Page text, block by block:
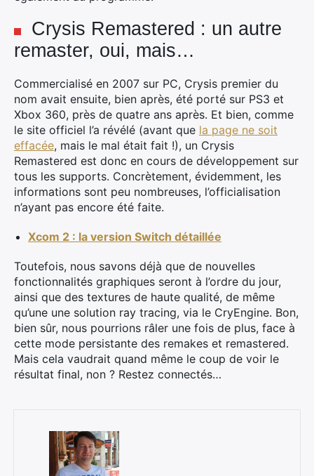
Crysis Remastered : un autre
remaster, oui, mais…
Commercialisé en 2007 sur PC, Crysis premier du
nom avait ensuite, bien après, été porté sur PS3 et
Xbox 360, près de quatre ans après. Et bien, comme
le site officiel l’a révélé (avant que la page ne soit
effacée, mais le mal était fait !), un Crysis
Remastered est donc en cours de développement sur
tous les supports. Concrètement, évidemment, les
informations sont peu nombreuses, l’officialisation
n’ayant pas encore été faite.
Xcom 2 : la version Switch détaillée
Toutefois, nous savons déjà que de nouvelles
fonctionnalités graphiques seront à l’ordre du jour,
ainsi que des textures de haute qualité, de même
qu’une une solution ray tracing, via le CryEngine. Bon,
bien sûr, nous pourrions râler une fois de plus, face à
cette mode persistante des remakes et remastered.
Mais cela vaudrait quand même le coup de voir le
résultat final, non ? Restez connectés…